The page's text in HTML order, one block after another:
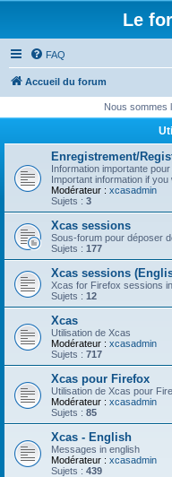
Le
FAQ
Accueil du forum
Nous sommes
Enregistrement/
Information importante
Important information if
Modérateur : xcasadmin
Sujets : 3
Xcas sessions
Sous-forum pour déposer
Sujets : 177
Xcas sessions
Xcas for Firefox sessions
Sujets : 12
Xcas
Utilisation de Xcas
Modérateur : xcasadmin
Sujets : 717
Xcas pour Firefox
Utilisation de Xcas pour
Modérateur : xcasadmin
Sujets : 85
Xcas - English
Messages in english
Modérateur : xcasadmin
Sujets : 439